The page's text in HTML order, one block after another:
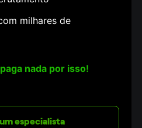
milhares de
nada por isso!
especialista